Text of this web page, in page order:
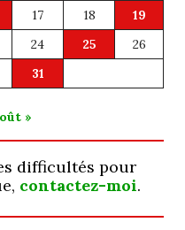
17 18
19
24 25
26
31
»
difficultés pour
contactez-moi.